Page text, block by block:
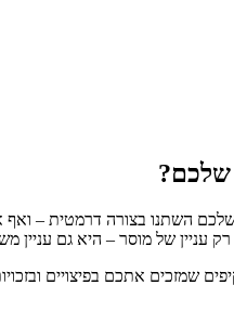
שלכם?
השתנו בצורה דרמטית –
עניין של מוסר – היא גם
אתכם בפיצויים